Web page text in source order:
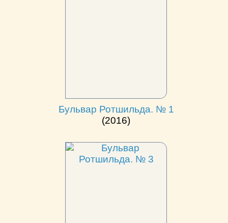
Бульвар Ротшильда. № 1
(2016)